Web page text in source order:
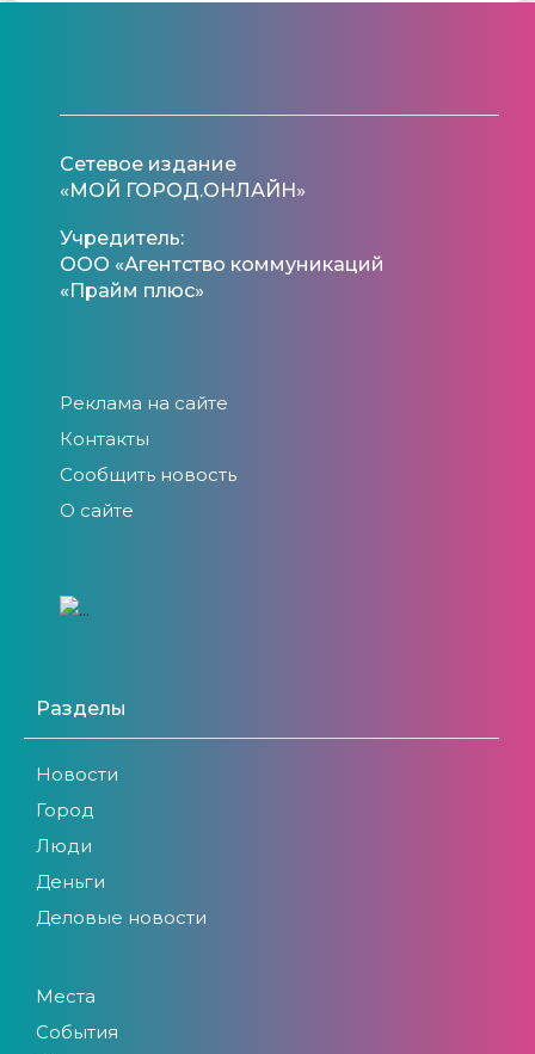
Сетевое издание
«МОЙ ГОРОД.ОНЛАЙН»
Учредитель:
ООО «Агентство коммуникаций
«Прайм плюс»
Реклама на сайте
Контакты
Сообщить новость
О сайте
Разделы
Новости
Город
Люди
Деньги
Деловые новости
Места
События